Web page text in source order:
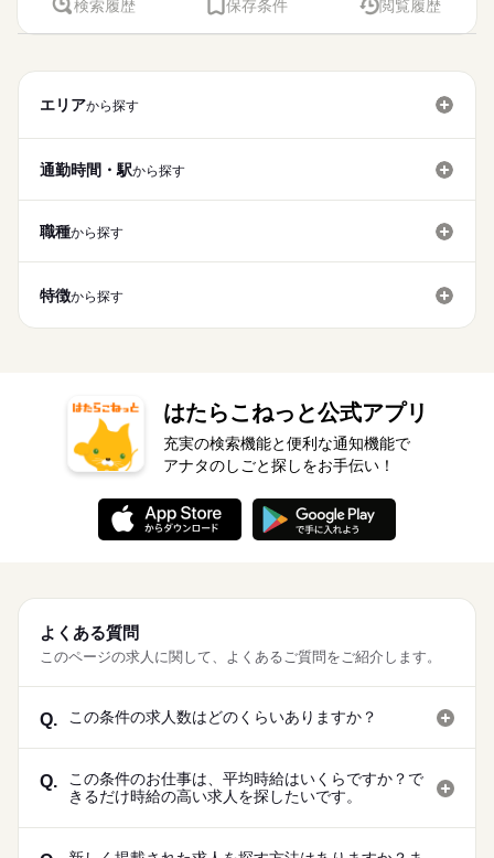
検索履歴 保存条件 閲覧履歴
エリアから探す
通勤時間・駅から探す
職種から探す
特徴から探す
はたらこねっと公式アプリ
充実の検索機能と便利な通知機能で
アナタのしごと探しをお手伝い！
よくある質問
このページの求人に関して、よくあるご質問をご紹介します。
Q. この条件の求人数はどのくらいありますか？
Q.
この条件のお仕事は、平均時給はいくらですか？で
きるだけ時給の高い求人を探したいです。